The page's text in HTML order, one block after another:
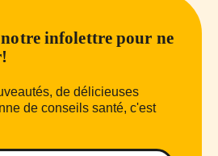
infolettre pour ne
de délicieuses
de conseils santé, c'est